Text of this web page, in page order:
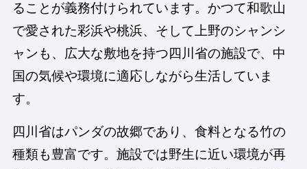
ることが義務付けられています。かつて和歌山
で愛された彩浜や桃浜、そして上野のシャンシ
ャンも、広大な敷地を持つ四川省の施設で、中
国の気候や環境に適応しながら生活していま
す。
四川省はパンダの故郷であり、食料となる竹の
種類も豊富です。施設では野生に近い環境が再